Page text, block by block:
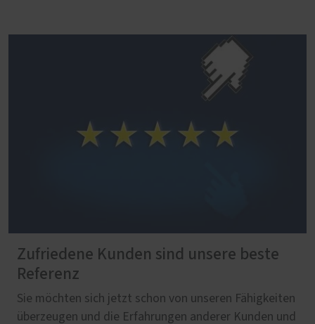
Zufriedene Kunden sind unsere beste
Referenz
Sie möchten sich jetzt schon von unseren Fähigkeiten
überzeugen und die Erfahrungen anderer Kunden und